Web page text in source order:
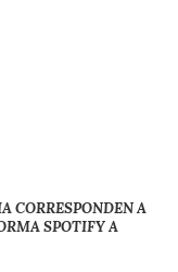
CORRESPONDEN A
SPOTIFY A